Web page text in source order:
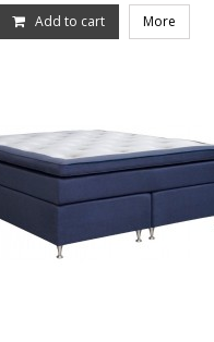
Add to cart More